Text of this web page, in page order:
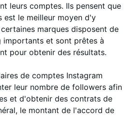
leurs comptes. Ils pensent que
est le meilleur moyen d'y
marques disposent de
importants et sont prêtes à
pour obtenir des résultats.
de comptes Instagram
leur nombre de followers afin
et d'obtenir des contrats de
le montant de l'accord de